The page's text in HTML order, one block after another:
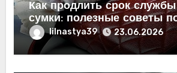
Как продлить срок
сумки: полезные советы
lilnastya39 23.06.2026